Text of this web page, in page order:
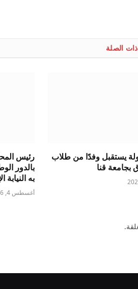
ذات الصلة
يستقبل وفدًا من طلاب
بجامعة قنا
رئيس
بالدور
به النيابة
أغسطس 4, 2026